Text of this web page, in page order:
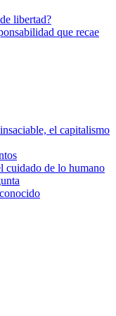
libertad?
que recae
el capitalismo
cuidado de lo humano